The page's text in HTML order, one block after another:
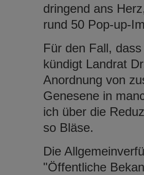
dringend ans
rund 50 Pop-up-
Für den Fall,
kündigt Landrat
Anordnung von
Genesene in
ich über die
so Bläse.
Die
"Öffentliche